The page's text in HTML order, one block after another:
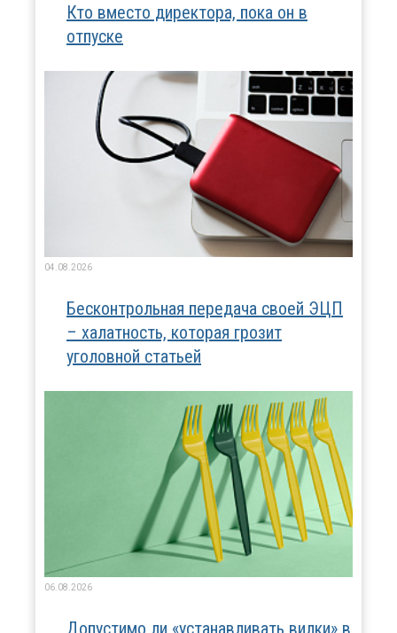
Кто вместо директора, пока он в
отпуске
04.08.2026
Бесконтрольная передача своей ЭЦП
– халатность, которая грозит
уголовной статьей
06.08.2026
Допустимо ли «устанавливать вилки» в